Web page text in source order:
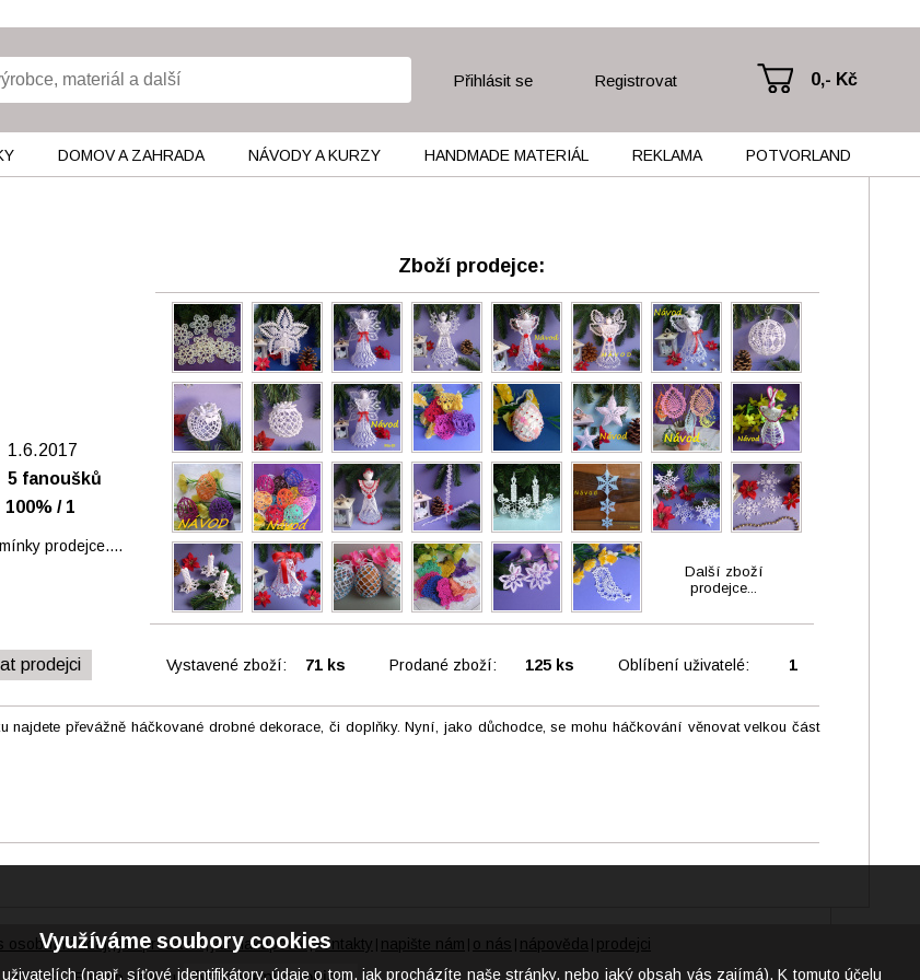
Přihlásit se Registrovat 0,- Kč
DOMOV A ZAHRADA NÁVODY A KURZY HANDMADE MATERIÁL REKLAMA POTVORLAND
1.6.2017
5 fanoušků
100% / 1
prodejce....
Zboží prodejce:
Další zboží
prodejce...
prodejci Vystavené zboží: 71 ks Prodané zboží: 125 ks Oblíbení uživatelé: 1
převážně háčkované drobné dekorace, či doplňky. Nyní, jako důchodce, se mohu háčkování věnovat velkou část
osobními údaji|jak prodávat| jak nakupovat |kontakty napište nám o nás nápověda prodejci
Využíváme soubory cookies
(např. síťové identifikátory, údaje o tom, jak procházíte naše stránky, nebo jaký obsah vás zajímá). K tomuto účelu